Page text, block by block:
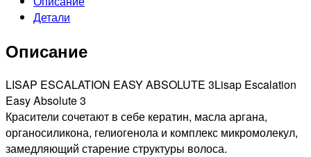
ABSOLUTE
ТОНИРУЮЩАЯ
ДЛЯ
ТЕМНЫЙ
ШАТЕН,
60МЛ
Детали
Описание
LISAP ESCALATION EASY ABSOLUTE 3Lisap Escalation
Easy Absolute 3
Красители сочетают в себе кератин, масла аргана,
органосиликона, гелиогенола и комплекс микромолекул,
замедляющий старение структуры волоса.